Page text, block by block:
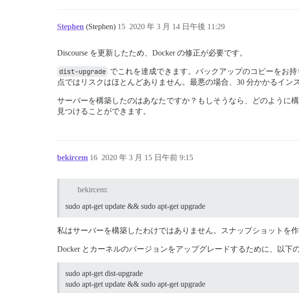
Stephen (Stephen) 2020 年 3 月 14 日午後 11:29
15
Discourse を更新したため、Docker の修正が必要です。
dist-upgrade でこれを達成できます。バックアップのコピーをお
点ではリスクはほとんどありません。最悪の場合、30 分かかるイ
サーバーを構築したのはあなたですか？もしそうなら、どのように
見つけることができます。
bekircem 2020 年 3 月 15 日午前 9:15
16
bekircem:
sudo apt-get update && sudo apt-get upgrade
私はサーバーを構築したわけではありません。スナップショットを
Docker とカーネルのバージョンをアップグレードするために、以下
sudo apt-get dist-upgrade
sudo apt-get update && sudo apt-get upgrade